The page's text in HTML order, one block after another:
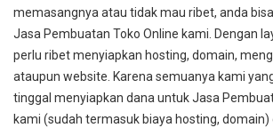
memasangnya atau tidak mau ribet, anda
Jasa Pembuatan Toko Online kami. Dengan
perlu ribet menyiapkan hosting, domain,
ataupun website. Karena semuanya kami
tinggal menyiapkan dana untuk Jasa
kami (sudah termasuk biaya hosting,